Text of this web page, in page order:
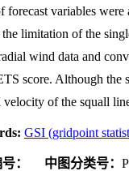
forecast variables
the limitation of the
wind data and
score. Although the
velocity of the squall
GSI (gridpoint
： 中图分类号：